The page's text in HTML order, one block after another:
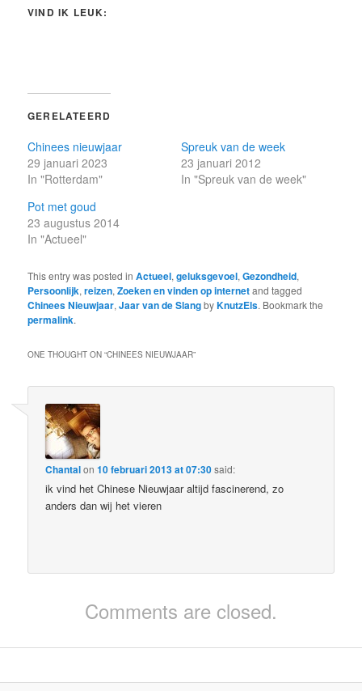
VIND IK LEUK:
GERELATEERD
Chinees nieuwjaar
29 januari 2023
In "Rotterdam"
Spreuk van de week
23 januari 2012
In "Spreuk van de week"
Pot met goud
23 augustus 2014
In "Actueel"
This entry was posted inActueel,geluksgevoel,Gezondheid,
Persoonlijk,reizen,Zoeken en vinden op internetand tagged
Chinees Nieuwjaar,Jaar van de SlangbyKnutzEls. Bookmark the
permalink.
ONE THOUGHT ON “CHINEES NIEUWJAAR”
Chantalon10 februari 2013 at 07:30said:
ik vind het Chinese Nieuwjaar altijd fascinerend, zo
anders dan wij het vieren
Comments are closed.